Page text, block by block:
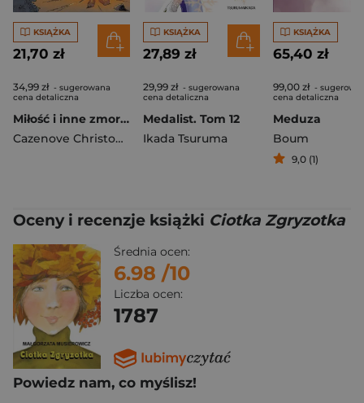
KSIĄŻKA
21,70 zł
34,99 zł - sugerowana
cena detaliczna
Miłość i inne zmory. Kumpelki. Tom 13
Cazenove Christophe
,Philippe Fenech
KSIĄŻKA
27,89 zł
29,99 zł - sugerowana
cena detaliczna
Medalist. Tom 12
Ikada Tsuruma
KSIĄŻKA
65,40 zł
99,00 zł -
cena detaliczna
Meduza
Boum
9,0 (1)
Oceny i recenzje książki Ciotka Zgryzotka
Średnia ocen:
6.98 /10
Liczba ocen:
1787
Powiedz nam, co myślisz!